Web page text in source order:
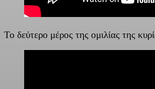
Το δεύτερο μέρος της ομιλίας της